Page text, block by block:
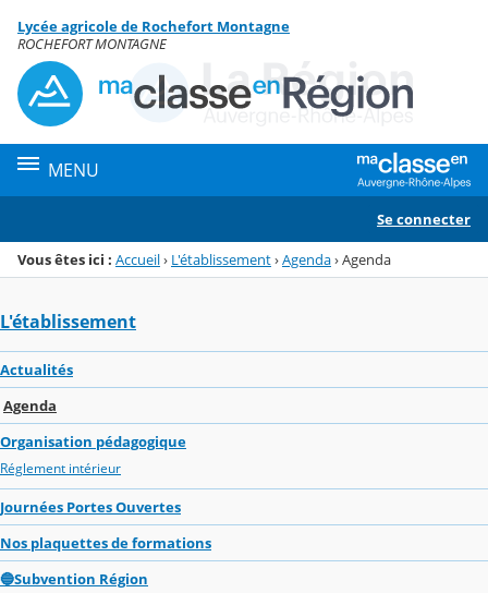
Menu de la rubrique
Contenu
Lycée agricole de Rochefort Montagne
ROCHEFORT MONTAGNE
MENU
Se connecter
Vous êtes ici : Accueil› L'établissement›Agenda›Agenda
L'établissement
Actualités
Agenda
Organisation pédagogique
Réglement intérieur
Journées Portes Ouvertes
Nos plaquettes de formations
🔵Subvention Région